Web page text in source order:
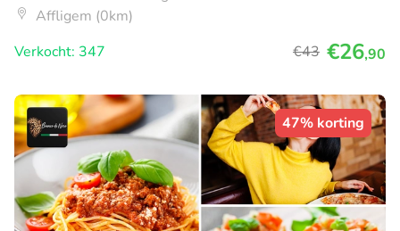
Affligem (0km)
Verkocht: 347
€43 €26,90
47% korting